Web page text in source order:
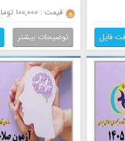
فایل
قیمت : 100,000 تومان
توضیحات بیشتر